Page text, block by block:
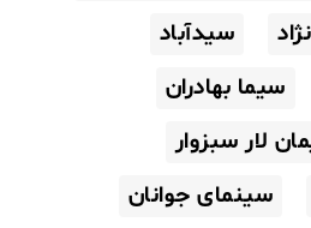
سیدآباد
سیما بهادران
لار سبزوار
سینمای جوانان